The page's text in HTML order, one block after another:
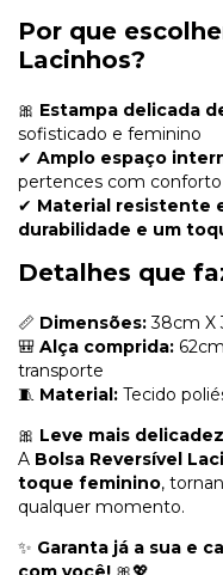
Por que
Lacinhos?
🎀 Estampa delicada
sofisticado e feminino
✔ Amplo espaço
pertences com conforto
✔ Material resistente
durabilidade e um
Detalhes que
📏 Dimensões:38cm X
🎒 Alça comprida:
transporte
🧵 Material: Tecido
🎀 Leve mais
A Bolsa Reversível
toque feminino,
qualquer momento.
✨ Garanta já a sua e